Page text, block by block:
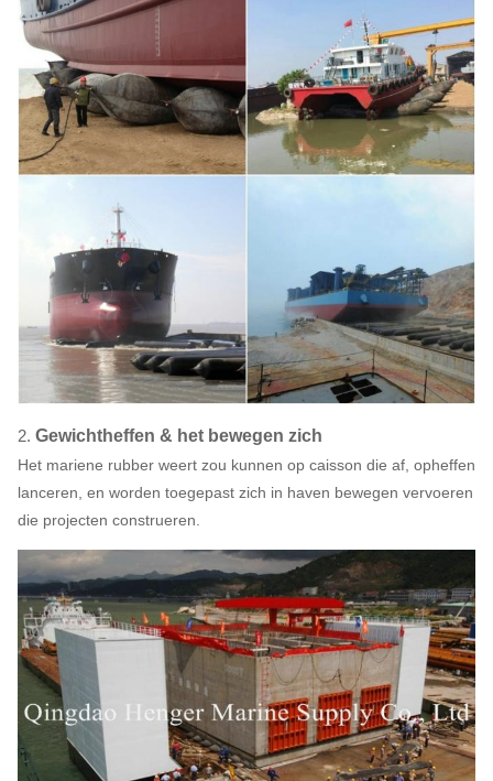
2. Gewichtheffen & het bewegen zich
Het mariene rubber weert zou kunnen op caisson die af, opheffen
lanceren, en worden toegepast zich in haven bewegen vervoeren
die projecten construeren.